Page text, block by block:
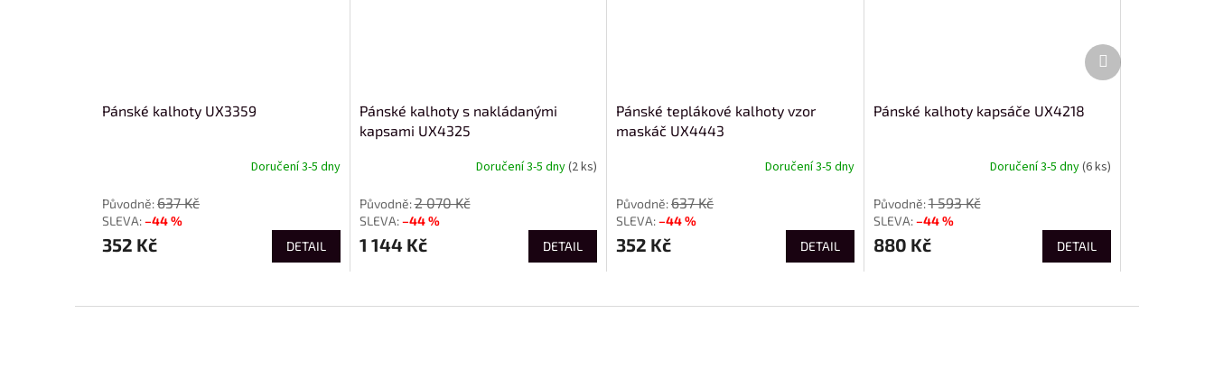
Pánské kalhoty UX3359
Doručení 3-5 dny
637 Kč
–44 %
352 Kč DETAIL
Pánské kalhoty s nakládanými
kapsami UX4325
Doručení 3-5 dny(2 ks)
2 070 Kč
–44 %
1 144 Kč DETAIL
Pánské teplákové kalhoty vzor
maskáč UX4443
Doručení 3-5 dny
637 Kč
–44 %
352 Kč DETAIL
Pánské kalhoty kapsáče UX4218
Doručení 3-5 dny(6 ks)
1 593 Kč
–44 %
880 Kč DETAIL
Další
produkt